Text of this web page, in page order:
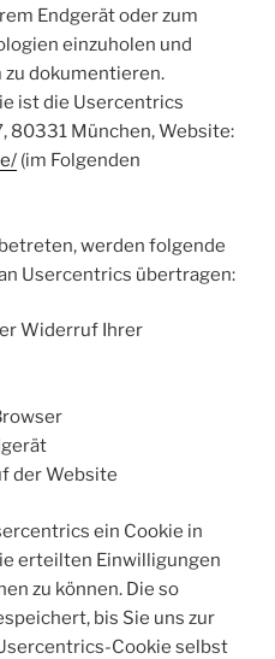
Endgerät oder zum
einzuholen und
dokumentieren.
ist die Usercentrics
80331 München, Website:
(im Folgenden
werden folgende
Usercentrics übertragen:
Widerruf Ihrer
der Website
ein Cookie in
erteilten Einwilligungen
zu können. Die so
bis Sie uns zur
Cookie selbst